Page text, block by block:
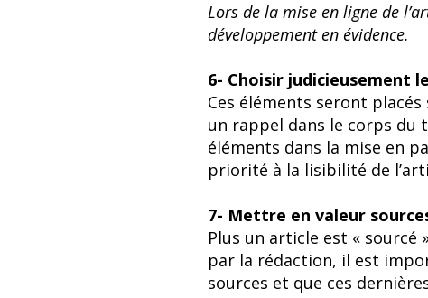
Lors de la mise en ligne de
développement en évidence.
6- Choisir judicieusement
Ces éléments seront
un rappel dans le corps du
éléments dans la mise en
priorité à la lisibilité de
7- Mettre en valeur
Plus un article est « sourcé
par la rédaction, il est
sources et que ces